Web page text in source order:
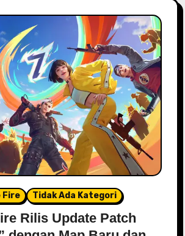
Fire Tidak Ada Kategori
Rilis Update Patch